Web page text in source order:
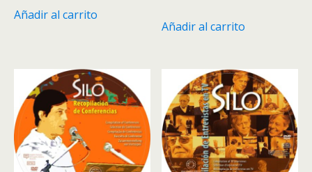
Añadir al carrito
Añadir al carrito